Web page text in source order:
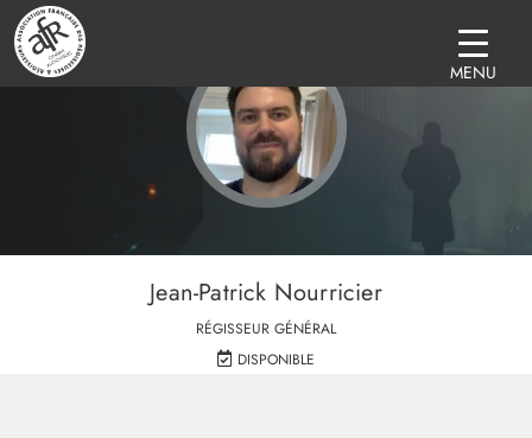
Jean-Patrick Nourricier
RÉGISSEUR GÉNÉRAL
DISPONIBLE
MENU